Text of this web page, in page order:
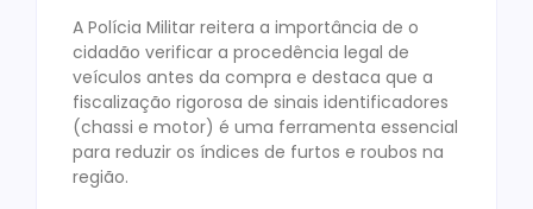
A Polícia Militar reitera a importância de o
cidadão verificar a procedência legal de
veículos antes da compra e destaca que a
fiscalização rigorosa de sinais identificadores
(chassi e motor) é uma ferramenta essencial
para reduzir os índices de furtos e roubos na
região.